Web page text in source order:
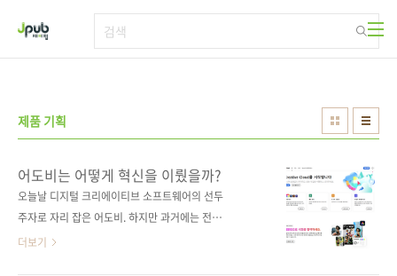
제품 기획
어도비는 어떻게 혁신을 이뤘을까?
오늘날 디지털 크리에이티브 소프트웨어의 선두
주자로 자리 잡은 어도비. 하지만 과거에는 전통
적인 소프트웨어 판매 모델에 갇혀 점점 더 경쟁
더보기